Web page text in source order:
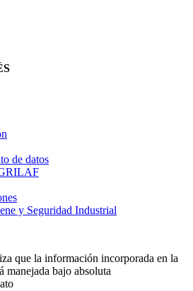
de datos
y Seguridad Industrial
que la información incorporada en la
manejada bajo absoluta